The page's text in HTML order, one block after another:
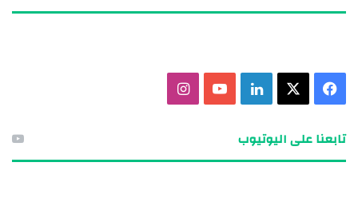
تابعنا على اليوتيوب